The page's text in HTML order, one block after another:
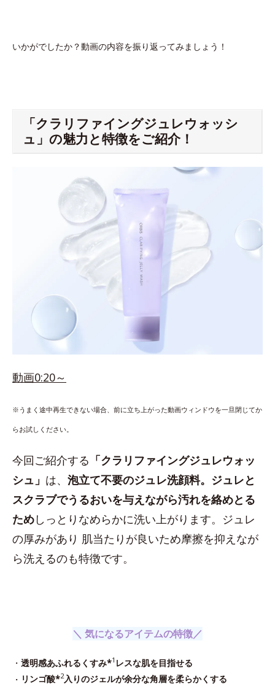
いかがでしたか？動画の内容を振り返ってみましょう！
「クラリファイングジュレウォッシ
ュ」の魅力と特徴をご紹介！
動画0:20～
※うまく途中再生できない場合、前に立ち上がった動画ウィンドウを一旦閉じてか
らお試しください。
今回ご紹介する 「クラリファイングジュレウォッ
シュ」 は、 泡立て不要のジュレ洗顔料。ジュレと
スクラブでうるおいを与えながら汚れを絡めとる
ためしっとりなめらかに洗い上がります。ジュレ
の厚みがあり 肌当たりが良いため摩擦を抑えなが
ら洗えるのも特徴です。
＼ 気になるアイテムの特徴／
・ 透明感あふれるくすみ*1 レスな肌を目指せる
・ リンゴ酸*2入りのジェルが余分な角層を柔らかくする